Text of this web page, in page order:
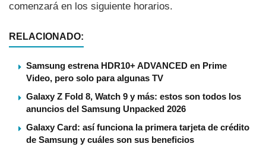
comenzará en los siguiente horarios.
RELACIONADO:
Samsung estrena HDR10+ ADVANCED en Prime
Video, pero solo para algunas TV
Galaxy Z Fold 8, Watch 9 y más: estos son todos los
anuncios del Samsung Unpacked 2026
Galaxy Card: así funciona la primera tarjeta de crédito
de Samsung y cuáles son sus beneficios